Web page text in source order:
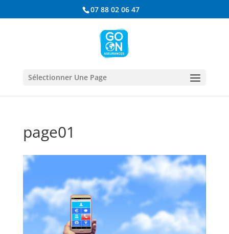
07 88 02 06 47
Sélectionner Une Page
page01